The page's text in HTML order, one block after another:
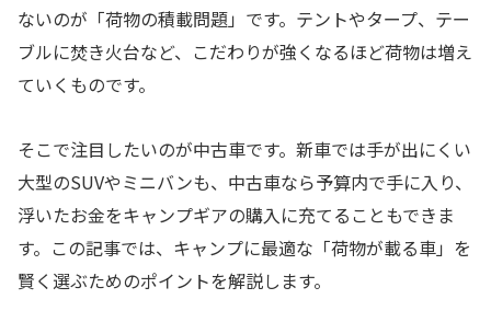
ないのが「荷物の積載問題」です。テントやタープ、テー
ブルに焚き火台など、こだわりが強くなるほど荷物は増え
ていくものです。
そこで注目したいのが中古車です。新車では手が出にくい
大型のSUVやミニバンも、中古車なら予算内で手に入り、
浮いたお金をキャンプギアの購入に充てることもできま
す。この記事では、キャンプに最適な「荷物が載る車」を
賢く選ぶためのポイントを解説します。